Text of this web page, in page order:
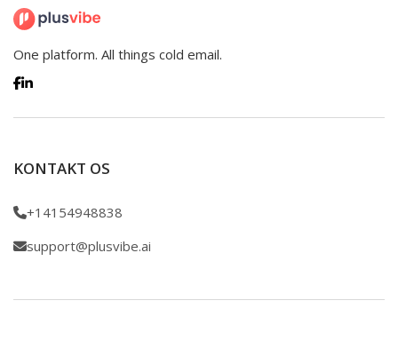
One platform. All things cold email.
KONTAKT OS
+14154948838
support@plusvibe.ai